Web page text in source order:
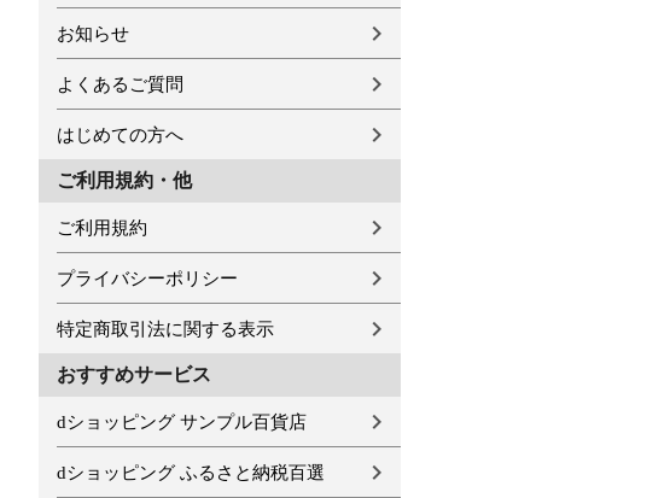
お知らせ
よくあるご質問
はじめての方へ
ご利用規約・他
ご利用規約
プライバシーポリシー
特定商取引法に関する表示
おすすめサービス
dショッピング サンプル百貨店
dショッピング ふるさと納税百選